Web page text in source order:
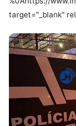
que-morreu-
e-marido-
%0Ahttps://